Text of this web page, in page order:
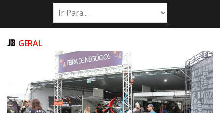
INÍCIO
NOTÍCIAS
PUBLICAÇÕES LEGAIS
CONTATO
GERAL